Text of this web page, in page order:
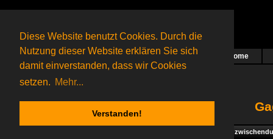
Diese Website benutzt Cookies. Durch die
Nutzung dieser Website erklären Sie sich
damit einverstanden, dass wir Cookies
setzen. Mehr...
Verstanden!
Das nächste Rätsel ist in Arbeit Home
43 Gagolganeronline(0 registrierte und 43 Gäste)
Gagolganer:
9732Rätsel online:
Specials - Für